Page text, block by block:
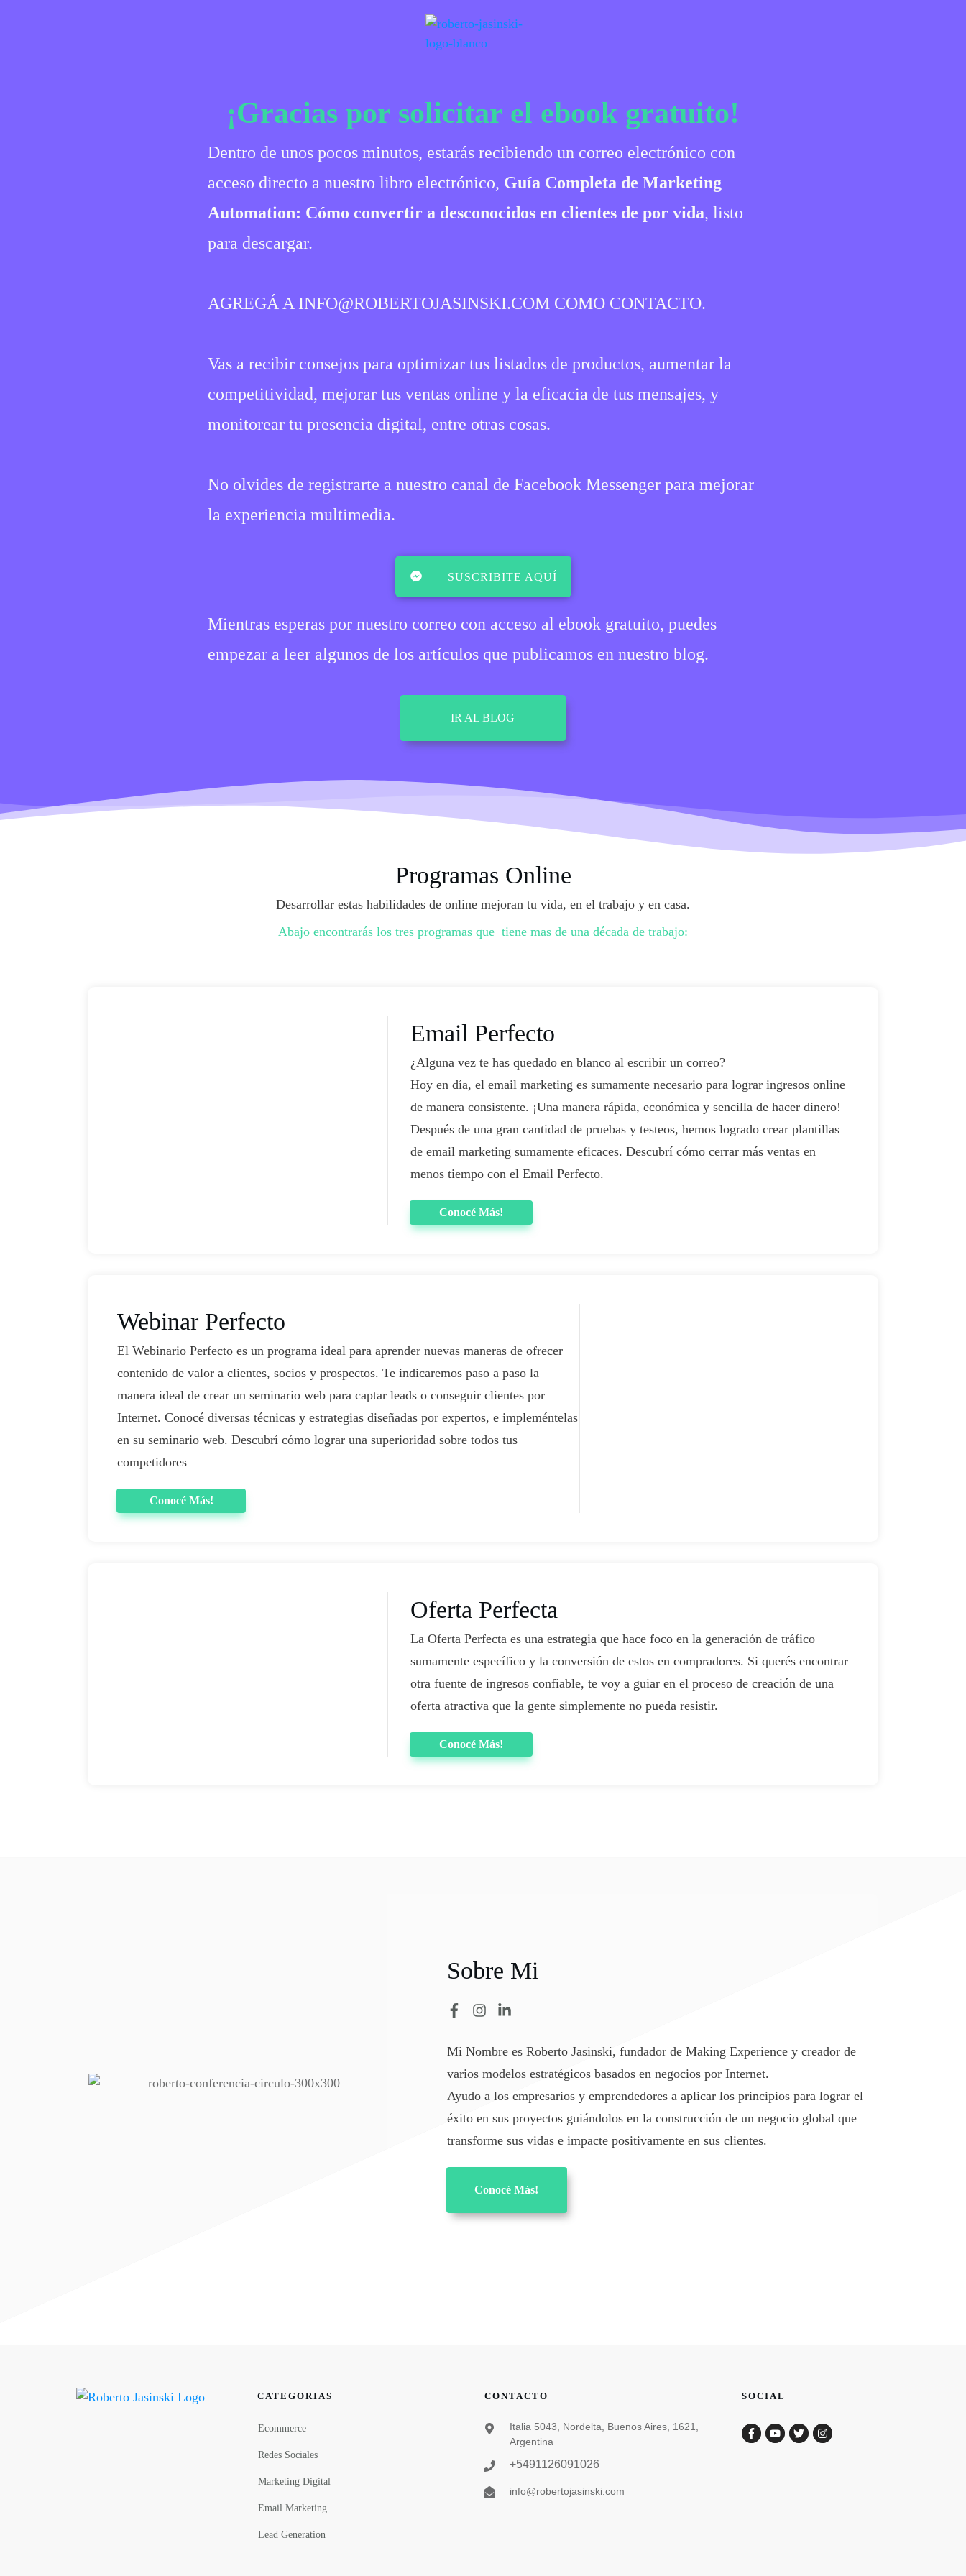
¡Gracias por solicitar el ebook gratuito!
Dentro de unos pocos minutos, estarás recibiendo un correo electrónico con
acceso directo a nuestro libro electrónico, Guía Completa de Marketing
Automation: Cómo convertir a desconocidos en clientes de por vida, listo
para descargar.
AGREGÁ A INFO@ROBERTOJASINSKI.COM COMO CONTACTO.
Vas a recibir consejos para optimizar tus listados de productos, aumentar la
competitividad, mejorar tus ventas online y la eficacia de tus mensajes, y
monitorear tu presencia digital, entre otras cosas.
No olvides de registrarte a nuestro canal de Facebook Messenger para mejorar
la experiencia multimedia.
​SUSCRIBITE AQUÍ​
Mientras esperas por nuestro correo con acceso al ebook gratuito, puedes
empezar a leer algunos de los artículos que publicamos en nuestro blog.
​IR AL BLOG
Programas Online
Desarrollar estas habilidades de online mejoran tu vida, en el trabajo y en casa.
Abajo encontrarás los tres programas que tiene mas de una década de trabajo:
Email Perfecto
​¿Alguna vez te has quedado en blanco al escribir un correo?
Hoy en día, el email marketing es sumamente necesario para lograr ingresos online
de manera consistente. ¡Una manera rápida, económica y sencilla de hacer dinero!
Después de una gran cantidad de pruebas y testeos, hemos logrado crear plantillas
de email marketing sumamente eficaces. Descubrí cómo cerrar más ventas en
menos tiempo con el Email Perfecto.
Conocé Más!
​Webinar Perfecto
​El Webinario Perfecto es un programa ideal para aprender nuevas maneras de ofrecer
contenido de valor a clientes, socios y prospectos. Te indicaremos paso a paso la
manera ideal de crear un seminario web para captar leads o conseguir clientes por
Internet. Conocé diversas técnicas y estrategias diseñadas por expertos, e impleméntelas
en su seminario web. Descubrí cómo lograr una superioridad sobre todos tus
competidores
Conocé Más!
​Oferta Perfecta
La Oferta Perfecta es una estrategia que hace foco en la generación de tráfico
sumamente específico y la conversión de estos en compradores. Si querés encontrar
otra fuente de ingresos confiable, te voy a guiar en el proceso de creación de una
oferta atractiva que la gente simplemente no pueda resistir.
Conocé Más!
Sobre Mi
Mi Nombre es Roberto Jasinski, fundador de Making Experience y creador de
varios modelos estratégicos basados en negocios por Internet.
Ayudo a los empresarios y emprendedores a aplicar los principios para lograr el
éxito en sus proyectos guiándolos en la construcción de un negocio global que
transforme sus vidas e impacte positivamente en sus clientes.
Conocé Más!
CATEGORIAS
Ecommerce
Redes Sociales
Marketing Digital
Email Marketing
Lead Generation
CONTACTO
Italia 5043, Nordelta, Buenos Aires, 1621,
Argentina
+5491126091026
info@robertojasinski.com
SOCIAL